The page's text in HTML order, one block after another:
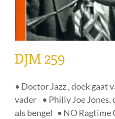
DJM 259
• Doctor Jazz , doek gaat
vader • Philly Joe Jones,
als bengel • NO Ragtime